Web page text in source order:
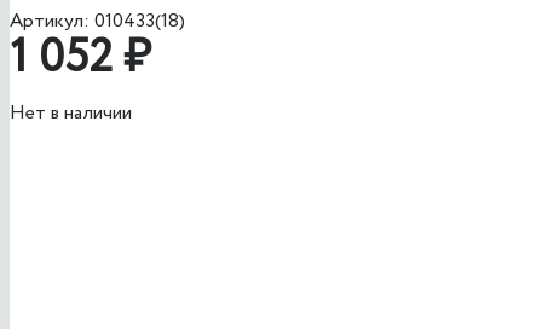
Артикул: 010433(18)
1 052₽
Нет в наличии